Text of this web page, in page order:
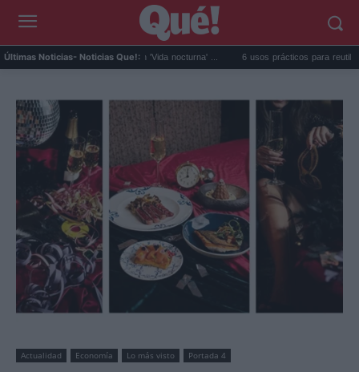
Últimas Noticias- Noticias Que!:
salto en solitario con 'Vida nocturna' ... 6 usos prácticos para reutilizar el agua
Actualidad Economía Lo más visto Portada 4